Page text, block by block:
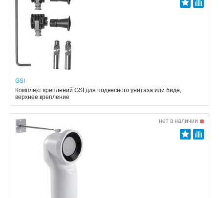
GSI
Комплект креплений GSI для подвесного унитаза или биде,
верхнее крепление
нет в наличии